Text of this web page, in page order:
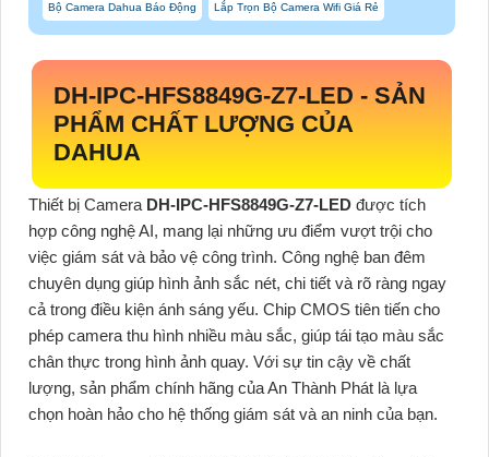
Bộ Camera Dahua Báo Động Lắp Trọn Bộ Camera Wifi Giá Rẻ
DH-IPC-HFS8849G-Z7-LED - SẢN
PHẨM CHẤT LƯỢNG CỦA
DAHUA
Thiết bị Camera DH-IPC-HFS8849G-Z7-LED được tích
hợp công nghệ AI, mang lại những ưu điểm vượt trội cho
việc giám sát và bảo vệ công trình. Công nghệ ban đêm
chuyên dụng giúp hình ảnh sắc nét, chi tiết và rõ ràng ngay
cả trong điều kiện ánh sáng yếu. Chip CMOS tiên tiến cho
phép camera thu hình nhiều màu sắc, giúp tái tạo màu sắc
chân thực trong hình ảnh quay. Với sự tin cậy về chất
lượng, sản phẩm chính hãng của An Thành Phát là lựa
chọn hoàn hảo cho hệ thống giám sát và an ninh của bạn.